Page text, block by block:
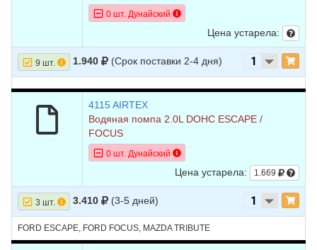
0 шт. Дунайский
Цена устарела:
9 шт. 1.940 (Срок поставки 2-4 дня)
4115 AIRTEX
Водяная помпа 2.0L DOHC ESCAPE /
FOCUS
0 шт. Дунайский
Цена устарела: 1.669
3 шт. 3.410 (3-5 дней)
FORD ESCAPE, FORD FOCUS, MAZDA TRIBUTE